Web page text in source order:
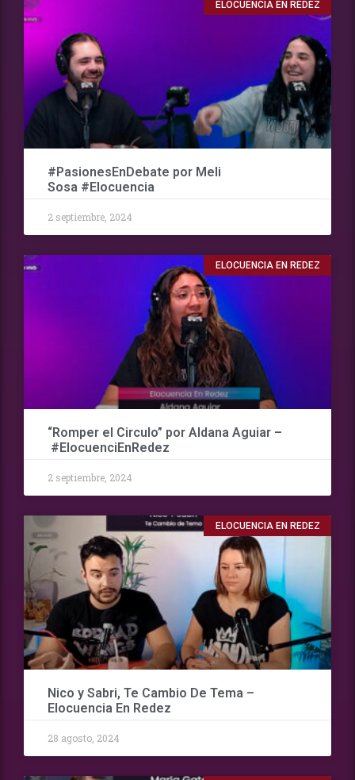
ELOCUENCIA EN REDEZ
#PasionesEnDebate por Meli
Sosa #Elocuencia
2 septiembre, 2024
ELOCUENCIA EN REDEZ
“Romper el Circulo” por Aldana Aguiar –
#ElocuenciEnRedez
2 septiembre, 2024
ELOCUENCIA EN REDEZ
Nico y Sabri, Te Cambio De Tema –
Elocuencia En Redez
28 agosto, 2024